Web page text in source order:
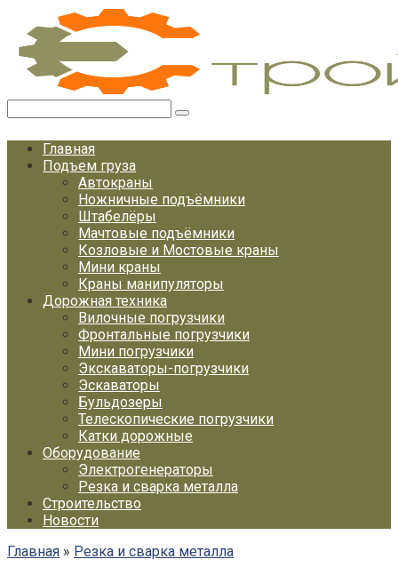
Перейти
контенту
Главная
Подъем груза
Автокраны
Ножничные подъёмники
Штабелёры
Мачтовые подъёмники
Козловые и Мостовые краны
Мини краны
Краны манипуляторы
Дорожная техника
Вилочные погрузчики
Фронтальные погрузчики
Мини погрузчики
Экскаваторы-погрузчики
Эскаваторы
Бульдозеры
Телескопические погрузчики
Катки дорожные
Оборудование
Электрогенераторы
Резка и сварка металла
Строительство
Новости
Главная » Резка и сварка металла